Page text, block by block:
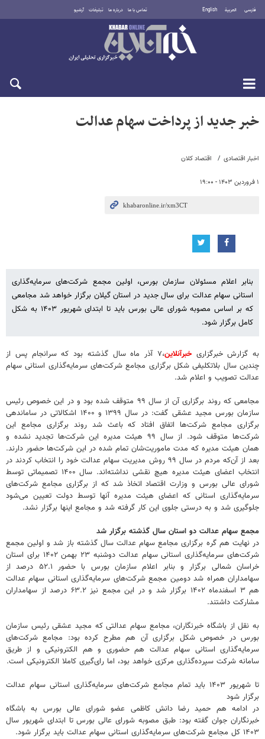
فارسی العربية English تماس با ما درباره ما تبلیغات آرشیو
شنبه ۱۷ مرداد ۱۴۰۵
اخبار اقتصادی اقتصاد کلان
۱ فروردین ۱۴۰۳ - ۱۹:۰۰
خبر جدید از پرداخت سهام عدالت
بنابر اعلام مسئولان سازمان بورس، اولین مجمع شرکت‌های سرمایه‌گذاری
استانی سهام عدالت برای سال جدید در استان گیلان برگزار خواهد شد مجامعی
که بر اساس مصوبه شورای عالی بورس باید تا ابتدای شهریور ۱۴۰۳ به شکل
کامل برگزار شود.
به گزارش خبرگزاریخبرآنلاین
،۷ آذر ماه سال گذشته بود که سرانجام پس از
چندین سال بلاتکلیفی شکل برگزاری مجامع شرکت‌های سرمایه‌گذاری استانی سهام
عدالت تصویب و اعلام شد.
مجامعی که روند برگزاری آن از سال ۹۹ متوقف شده بود و در این خصوص رئیس
سازمان بورس مجید عشقی گفت: در سال ۱۳۹۹ و ۱۴۰۰ اشکالاتی در ساماندهی
برگزاری مجامع شرکت‌ها اتفاق افتاد که باعث شد روند برگزاری مجامع این
شرکت‌ها متوقف شود. از سال ۹۹ هیئت مدیره این شرکت‌ها تجدید نشده و
همان هیئت مدیره که مدت ماموریت‌شان تمام شده در این شرکت‌ها حضور دارند.
بعد از آن‌که مردم در سال ۹۹ روش مدیریت سهام عدالت خود را انتخاب کردند در
انتخاب اعضای هیئت مدیره هیچ نقشی نداشته‌اند. سال ۱۴۰۰ تصمیماتی توسط
شورای عالی بورس و وزارت اقتصاد اتخاذ شد که از برگزاری مجامع شرکت‌های
سرمایه‌گذاری استانی که اعضای هیئت مدیره آنها توسط دولت تعیین می‌شود
جلوگیری شد و به درستی جلوی این کار گرفته شد و مجامع اینها برگزار نشد.
مجمع سهام عدالت دو استان سال گذشته برگزار شد
در نهایت هم گره برگزاری مجامع سهام عدالت سال گذشته باز شد و اولین مجمع
شرکت‌های سرمایه‌گذاری استانی سهام عدالت دوشنبه ۲۳ بهمن ۱۴۰۲ برای استان
خراسان شمالی برگزار و بنابر اعلام سازمان بورس با حضور ۵۲.۱ درصد از
سهامداران همراه شد دومین مجمع شرکت‌های سرمایه‌گذاری استانی سهام عدالت
هم ۳ اسفندماه ۱۴۰۲ برگزار شد و در این مجمع نیز ۶۳.۲ درصد از سهامداران
مشارکت داشتند.
به نقل از باشگاه خبرنگاران، مجامع سهام عدالتی که مجید عشقی رئیس سازمان
بورس در خصوص شکل برگزاری آن هم مطرح کرده بود: مجامع شرکت‌های
سرمایه‌گذاری استانی سهام عدالت هم حضوری و هم الکترونیکی و از طریق
سامانه شرکت سپرده‌گذاری مرکزی خواهد بود، اما رای‌گیری کاملا الکترونیکی است.
تا شهریور ۱۴۰۳ باید تمام مجامع شرکت‌های سرمایه‌گذاری استانی سهام عدالت
برگزار شود
در ادامه هم حمید رضا دانش کاظمی عضو شورای عالی بورس به باشگاه
خبرنگاران جوان گفته بود: طبق مصوبه شورای عالی بورس تا ابتدای شهریور سال
۱۴۰۳ کل مجامع شرکت‌های سرمایه‌گذاری استانی سهام عدالت باید برگزار شود.